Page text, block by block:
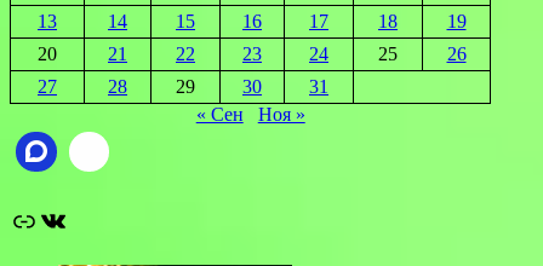
13
14 15 16 17 18
19
20
21 22 23 24 25
26
27
28 29 30
31
« Сен
Ноя »
Ссылка
ВКонтакте